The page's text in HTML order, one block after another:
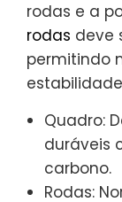
rodas e a
rodas deve
permitindo
Quadro:
duráveis
carbono.
Rodas: